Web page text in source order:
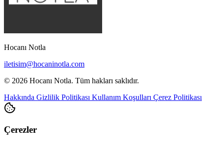
Hocanı Notla
iletisim@hocaninotla.com
© 2026 Hocanı Notla. Tüm hakları saklıdır.
Hakkında Gizlilik Politikası Kullanım Koşulları Çerez Politikası
Çerezler